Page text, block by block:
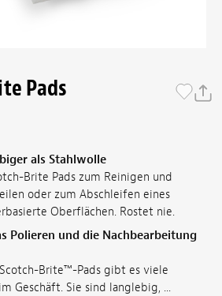
Pads
als Stahlwolle
Brite Pads zum Reinigen und
oder zum Abschleifen eines
Oberflächen. Rostet nie.
Polieren und die Nachbearbeitung
Brite™-Pads gibt es viele
Geschäft. Sie sind langlebig, ...